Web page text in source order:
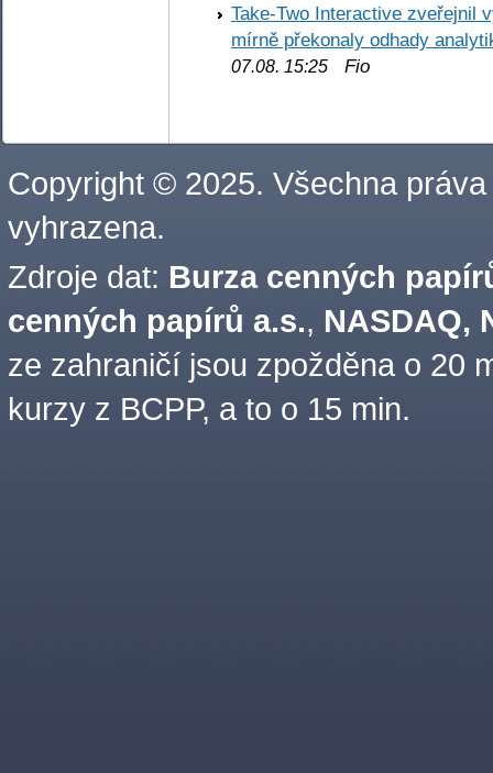
Take-Two Interactive zveřejnil
mírně překonaly odhady
07.08. 15:25 Fio
Copyright © 2025. Všechna práva
vyhrazena.
Zdroje dat: Burza cenných
cenných papírů a.s., NASDAQ,
ze zahraničí jsou zpožděna o 20
kurzy z BCPP, a to o 15 min.